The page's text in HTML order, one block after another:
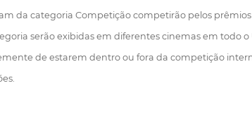
da categoria Competição competirão pelos prêmios
serão exibidas em diferentes cinemas em todo o
de estarem dentro ou fora da competição